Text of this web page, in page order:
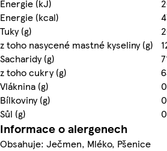
Energie (kJ)
Energie (kcal)
Tuky (g)
z toho nasycené mastné kyseliny (g)
Sacharidy (g)
z toho cukry (g)
Vláknina (g)
Bílkoviny (g)
Sůl (g)
Informace o alergenech
Obsahuje: Ječmen, Mléko, Pšenice